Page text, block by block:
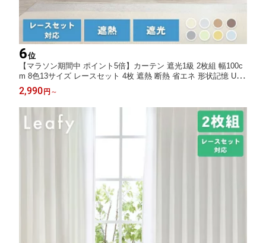
6位
【マラソン期間中 ポイント5倍】カーテン 遮光1級 2枚組 幅100c
m 8色13サイズ レースセット 4枚 遮熱 断熱 省エネ 形状記憶 UV
カット 遮像 洗える タッセル付 フック付 寝室 リビング 新生活 送
料無料 ピエノ (150cm幅は片開き用)
2,990円 ～